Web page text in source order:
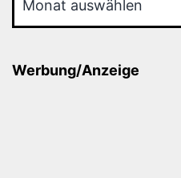
Werbung/Anzeige